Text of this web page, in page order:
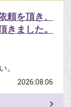
頼を頂き、
きました。
。
2026.08.06